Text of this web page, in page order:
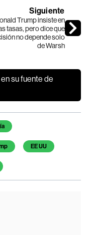
Siguiente
Trump insiste en
tasas, pero dice que
no depende solo
de Warsh
en su fuente de
EE UU